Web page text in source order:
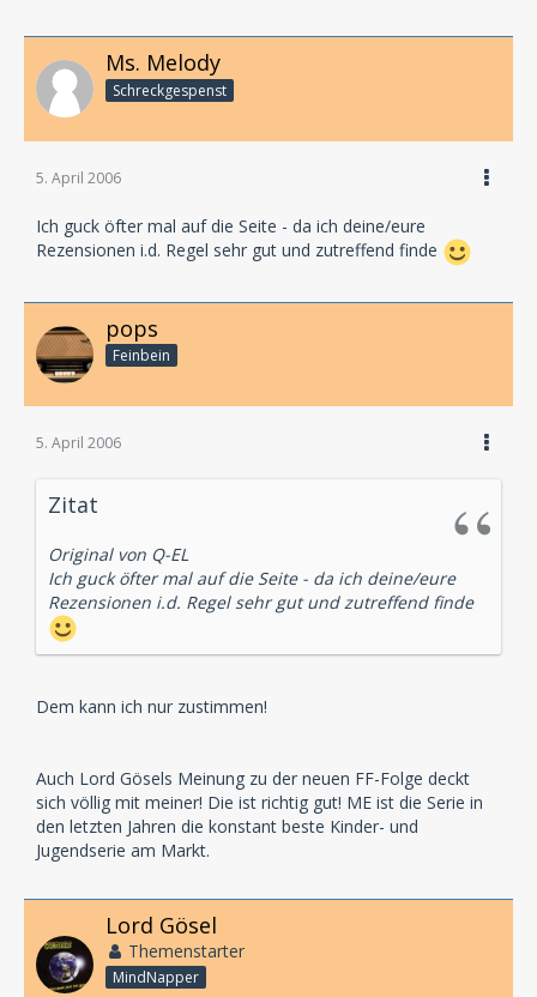
Ms. Melody
Schreckgespenst
5. April 2006
Ich guck öfter mal auf die Seite - da ich deine/eure
Rezensionen i.d. Regel sehr gut und zutreffend finde
pops
Feinbein
5. April 2006
Zitat
Original von Q-EL
Ich guck öfter mal auf die Seite - da ich deine/eure
Rezensionen i.d. Regel sehr gut und zutreffend finde
Dem kann ich nur zustimmen!
Auch Lord Gösels Meinung zu der neuen FF-Folge deckt
sich völlig mit meiner! Die ist richtig gut! ME ist die Serie in
den letzten Jahren die konstant beste Kinder- und
Jugendserie am Markt.
Lord Gösel
Themenstarter
MindNapper